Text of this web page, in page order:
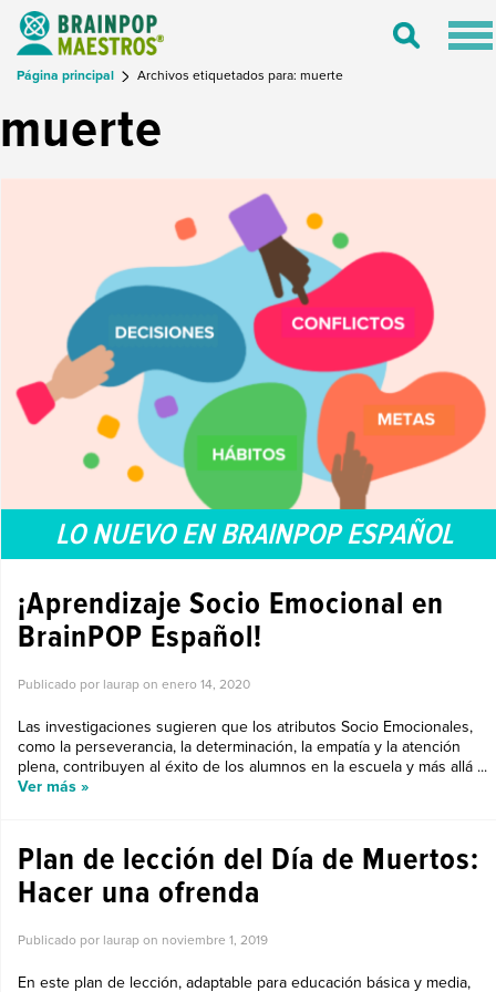
Toggle
Página principal Archivos etiquetados para: muerte
muerte
LO NUEVO EN BRAINPOP ESPAÑOL
¡Aprendizaje Socio Emocional en
BrainPOP Español!
Publicado por laurap on enero 14, 2020
Las investigaciones sugieren que los atributos Socio Emocionales,
como la perseverancia, la determinación, la empatía y la atención
plena, contribuyen al éxito de los alumnos en la escuela y más allá ...
Ver más »
Plan de lección del Día de Muertos:
Hacer una ofrenda
Publicado por laurap on noviembre 1, 2019
En este plan de lección, adaptable para educación básica y media,